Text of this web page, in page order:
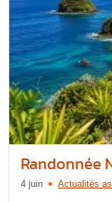
Randonnée
4 juin Actualités